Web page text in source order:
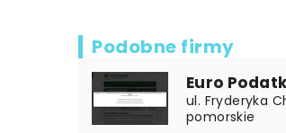
Podobne firmy
Euro
ul. Fryderyka
pomorskie